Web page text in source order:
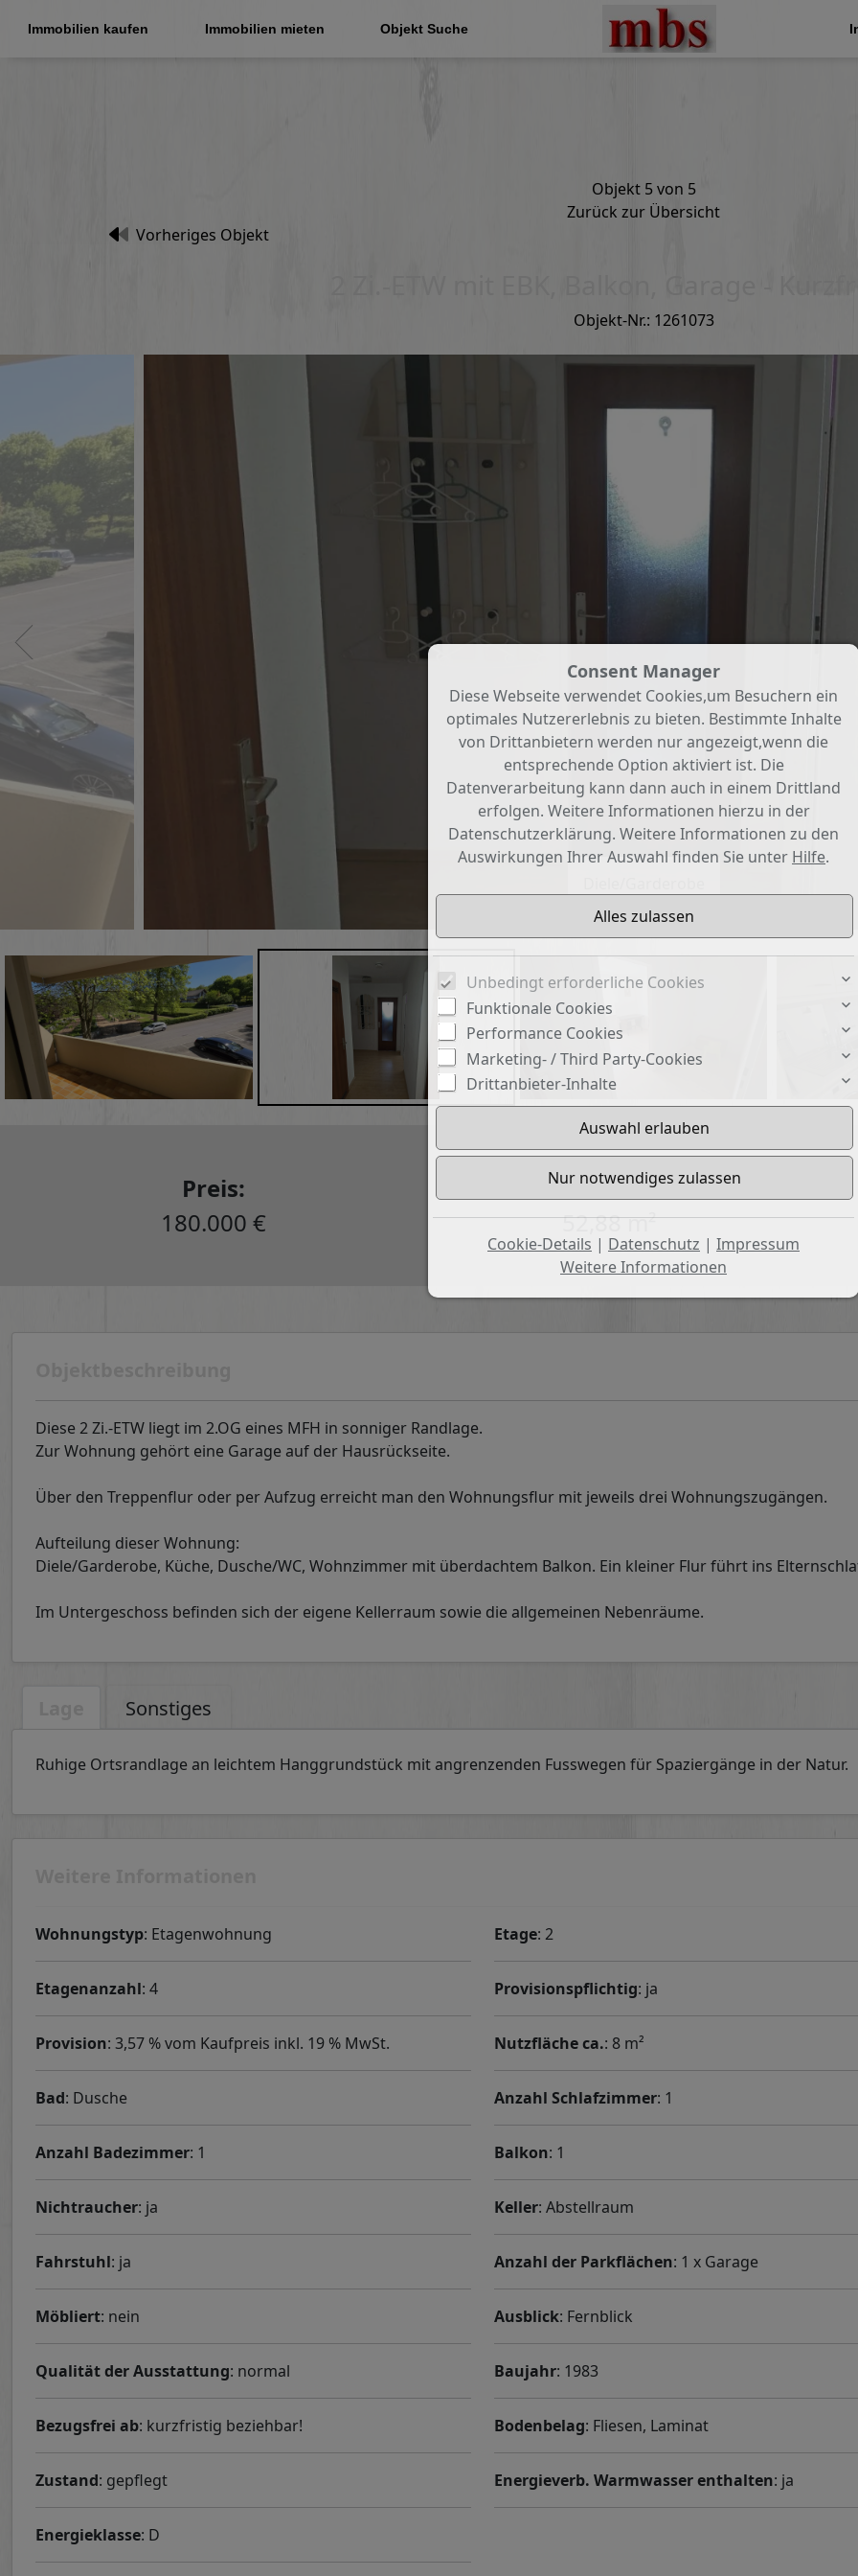
Immobilien kaufen Immobilien mieten Objekt Suche
Objekt 5 von 5
Vorheriges Objekt
Zurück zur Übersicht
Objekt-Nr.: 1261073
Preis:
180.000 €
Wohnfläche ca.:
52,88 m²
Diese 2 Zi.-ETW liegt im 2.OG eines MFH in sonniger Randlage.
Zur Wohnung gehört eine Garage auf der Hausrückseite.
Über den Treppenflur oder per Aufzug erreicht man den Wohnungsflur mit jeweils drei Wohnungszugängen.
Aufteilung dieser Wohnung:
Diele/Garderobe, Küche, Dusche/WC, Wohnzimmer mit überdachtem Balkon. Ein kleiner Flur führt ins
Im Untergeschoss befinden sich der eigene Kellerraum sowie die allgemeinen Nebenräume.
Sonstiges
Ruhige Ortsrandlage an leichtem Hanggrundstück mit angrenzenden Fusswegen für Spaziergänge in der Natur.
Wohnungstyp: Etagenwohnung Etage: 2
Etagenanzahl: 4 Provisionspflichtig: ja
Provision: 3,57 % vom Kaufpreis inkl. 19 % MwSt. Nutzfläche ca.: 8 m²
Bad: Dusche Anzahl Schlafzimmer: 1
Anzahl Badezimmer: 1 Balkon: 1
Nichtraucher: ja Keller: Abstellraum
Fahrstuhl: ja Anzahl der Parkflächen: 1 x Garage
Möbliert: nein Ausblick: Fernblick
Qualität der Ausstattung: normal Baujahr: 1983
Bezugsfrei ab: kurzfristig beziehbar! Bodenbelag: Fliesen, Laminat
Zustand: gepflegt Energieverb. Warmwasser enthalten: ja
Energieklasse: D
Consent Manager
Diese Webseite verwendet Cookies,um Besuchern ein
optimales Nutzererlebnis zu bieten. Bestimmte Inhalte
von Drittanbietern werden nur angezeigt,wenn die
entsprechende Option aktiviert ist. Die
Datenverarbeitung kann dann auch in einem Drittland
erfolgen. Weitere Informationen hierzu in der
Datenschutzerklärung. Weitere Informationen zu den
Auswirkungen Ihrer Auswahl finden Sie unter Hilfe.
Unbedingt erforderliche Cookies
Funktionale Cookies
Performance Cookies
Marketing- / Third Party-Cookies
Drittanbieter-Inhalte
Cookie-Details | Datenschutz | Impressum
Weitere Informationen